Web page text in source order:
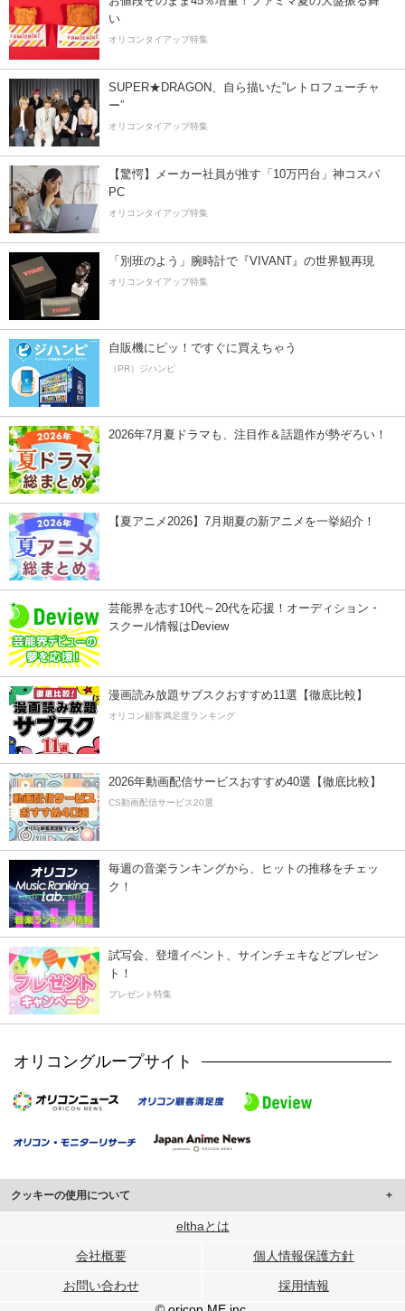
い
オリコンタイアップ特集
SUPER★DRAGON、自ら描いた”レトロフューチャ
ー”
オリコンタイアップ特集
【驚愕】メーカー社員が推す「10万円台」神コスパ
PC
オリコンタイアップ特集
「別班のよう」腕時計で『VIVANT』の世界観再現
オリコンタイアップ特集
自販機にピッ！ですぐに買えちゃう
（PR）ジハンピ
2026年7月夏ドラマも、注目作＆話題作が勢ぞろい！
【夏アニメ2026】7月期夏の新アニメを一挙紹介！
芸能界を志す10代～20代を応援！オーディション・
スクール情報はDeview
漫画読み放題サブスクおすすめ11選【徹底比較】
オリコン顧客満足度ランキング
2026年動画配信サービスおすすめ40選【徹底比較】
CS動画配信サービス20選
毎週の音楽ランキングから、ヒットの推移をチェッ
ク！
試写会、登壇イベント、サインチェキなどプレゼン
ト！
プレゼント特集
オリコングループサイト
クッキーの使用について
このサイトでは Cookie を使用して、ユーザーに合わせたコンテンツや広告の
行っています。
メディアや広告配信、データ解析の各パートナーに提供しています。
各パートナーは、この情報とユーザーが各パートナーに提供した他の情報や、
elthaとは
会社概要 個人情報保護方針
お問い合わせ
採用情報